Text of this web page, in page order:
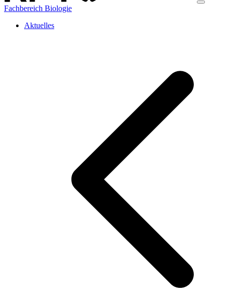
Fachbereich Biologie
Aktuelles